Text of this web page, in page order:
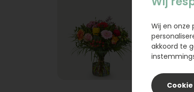
Wij en onze
akkoord te